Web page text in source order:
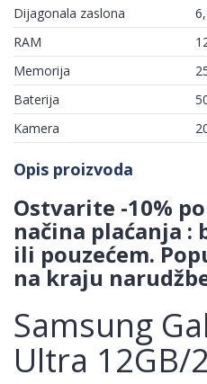
Dijagonala zaslona
RAM
Memorija
Baterija
Kamera
Opis proizvoda
Ostvarite -10%
načina plaćanja :
ili pouzećem.
na kraju
Samsung
Ultra 12GB/